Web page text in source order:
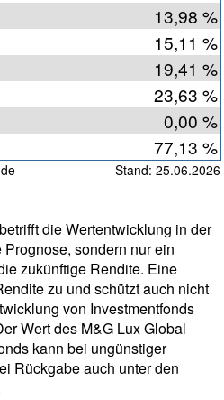
13,98 %
15,11 %
19,41 %
23,63 %
0,00 %
77,13 %
Stand: 25.06.2026
die Wertentwicklung in der
sondern nur ein
zukünftige Rendite. Eine
zu und schützt auch nicht
von Investmentfonds
Wert des M&G Lux Global
kann bei ungünstiger
Rückgabe auch unter den